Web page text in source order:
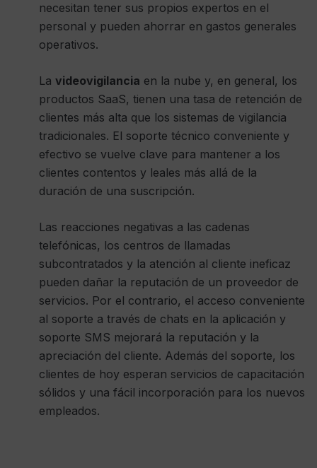
necesitan tener sus propios expertos en el
personal y pueden ahorrar en gastos generales
operativos.
La videovigilancia en la nube y, en general, los
productos SaaS, tienen una tasa de retención de
clientes más alta que los sistemas de vigilancia
tradicionales. El soporte técnico conveniente y
efectivo se vuelve clave para mantener a los
clientes contentos y leales más allá de la
duración de una suscripción.
Las reacciones negativas a las cadenas
telefónicas, los centros de llamadas
subcontratados y la atención al cliente ineficaz
pueden dañar la reputación de un proveedor de
servicios. Por el contrario, el acceso conveniente
al soporte a través de chats en la aplicación y
soporte SMS mejorará la reputación y la
apreciación del cliente. Además del soporte, los
clientes de hoy esperan servicios de capacitación
sólidos y una fácil incorporación para los nuevos
empleados.